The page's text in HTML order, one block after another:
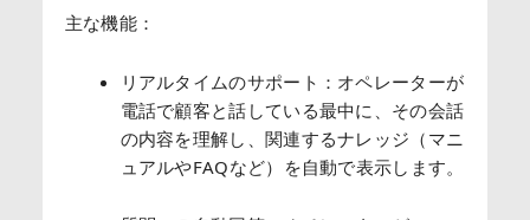
主な機能：
リアルタイムのサポート：オペレーターが
電話で顧客と話している最中に、その会話
の内容を理解し、関連するナレッジ（マニ
ュアルやFAQなど）を自動で表示します。